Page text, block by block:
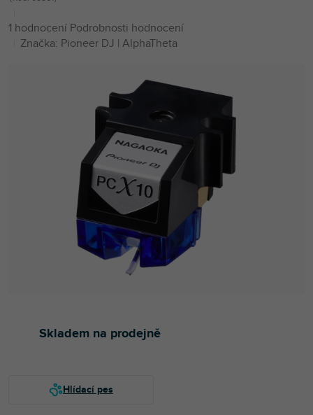
Průměrné
hodnocení
1 hodnocení Podrobnosti hodnocení
Značka: Pioneer DJ | AlphaTheta
Skladem na prodejně